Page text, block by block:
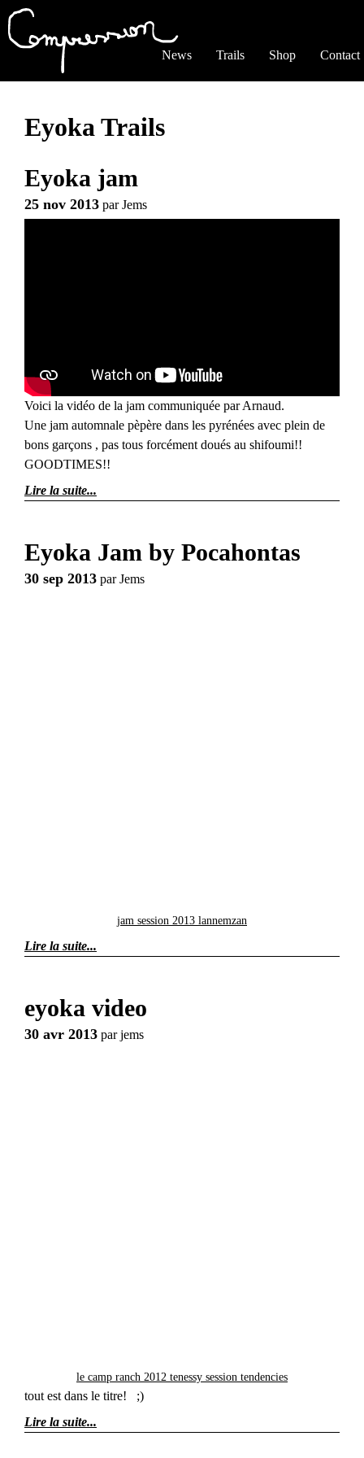
News Trails Shop Contact
Eyoka Trails
Eyoka jam
25 nov 2013 parJems
Voici la vidéo de la jam communiquée par Arnaud.
Une jam automnale pèpère dans les pyrénées avec plein de
bons garçons , pas tous forcément doués au shifoumi!!
GOODTIMES!!
Lire la suite
Eyoka Jam by Pocahontas
30 sep 2013 parJems
jam session 2013 lannemzan
Lire la suite
eyoka video
30 avr 2013 parjems
le camp ranch 2012 tenessy session tendencies
tout est dans le titre! ;)
Lire la suite